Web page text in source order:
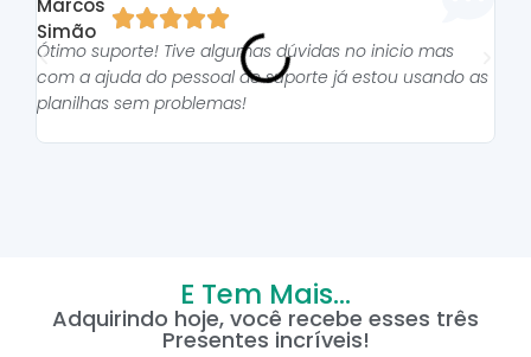

Ótimo suporte! Tive algumas dúvidas no inicio mas
com a ajuda do pessoal do suporte já estou usando as
planilhas sem problemas!
E Tem Mais...
Adquirindo hoje, você recebe esses três
Presentes incríveis!